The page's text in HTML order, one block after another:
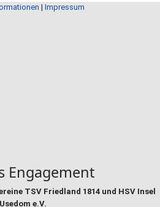
Engagement
TSV Friedland 1814 und HSV Insel
Usedom e.V.
| Impressum